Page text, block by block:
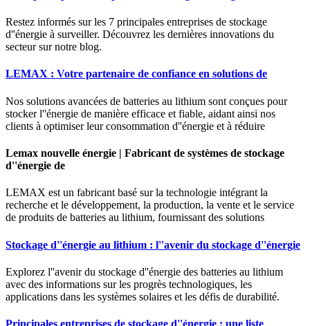
Restez informés sur les 7 principales entreprises de stockage
d''énergie à surveiller. Découvrez les dernières innovations du
secteur sur notre blog.
LEMAX : Votre partenaire de confiance en solutions de
Nos solutions avancées de batteries au lithium sont conçues pour
stocker l''énergie de manière efficace et fiable, aidant ainsi nos
clients à optimiser leur consommation d''énergie et à réduire
Lemax nouvelle énergie | Fabricant de systèmes de stockage
d''énergie de
LEMAX est un fabricant basé sur la technologie intégrant la
recherche et le développement, la production, la vente et le service
de produits de batteries au lithium, fournissant des solutions
Stockage d''énergie au lithium : l''avenir du stockage d''énergie
Explorez l''avenir du stockage d''énergie des batteries au lithium
avec des informations sur les progrès technologiques, les
applications dans les systèmes solaires et les défis de durabilité.
Principales entreprises de stockage d''énergie : une liste